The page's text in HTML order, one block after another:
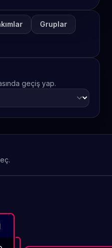
Gruplar
geçiş yap.